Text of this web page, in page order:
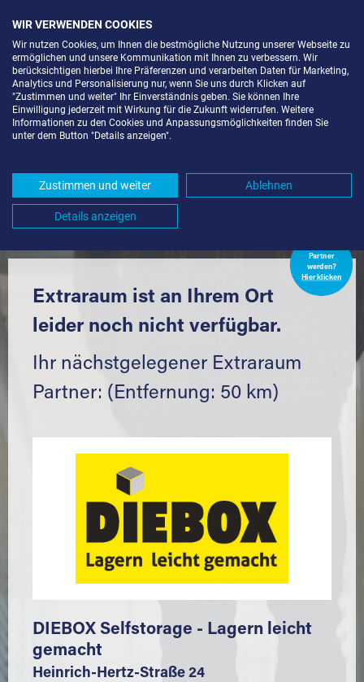
LAGERBOX IN FREIBURG IM
UMGEBUNG *
Komfortabel einlagern mit Extraraum
Partner
werden?
Hier klicken
Extraraum ist an Ihrem Ort
leider noch nicht verfügbar.
Ihr nächstgelegener Extraraum
Partner: (Entfernung: 50 km)
DIEBOX Selfstorage - Lagern leicht
gemacht
Heinrich-Hertz-Straße 24
WIR VERWENDEN COOKIES
Wir nutzen Cookies, um Ihnen die bestmögliche Nutzung unserer Webseite zu
ermöglichen und unsere Kommunikation mit Ihnen zu verbessern. Wir
berücksichtigen hierbei Ihre Präferenzen und verarbeiten Daten für Marketing,
Analytics und Personalisierung nur, wenn Sie uns durch Klicken auf
"Zustimmen und weiter" Ihr Einverständnis geben. Sie können Ihre
Einwilligung jederzeit mit Wirkung für die Zukunft widerrufen. Weitere
Informationen zu den Cookies und Anpassungsmöglichkeiten finden Sie
unter dem Button "Details anzeigen".
Zustimmen und weiter Ablehnen
Details anzeigen